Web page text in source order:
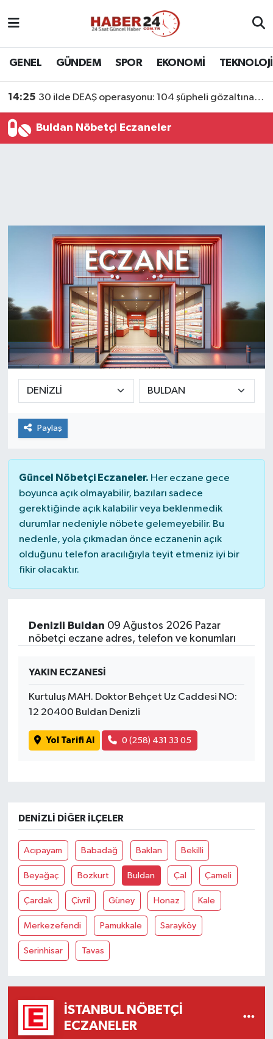
GENEL GÜNDEM SPOR EKONOMİ TEKNOLOJİ
14:25 30 ilde DEAŞ operasyonu: 104 şüpheli gözaltına alındı
Buldan Nöbetçi Eczaneler
Paylaş
Güncel Nöbetçi Eczaneler. Her eczane gece
boyunca açık olmayabilir, bazıları sadece
gerektiğinde açık kalabilir veya beklenmedik
durumlar nedeniyle nöbete gelemeyebilir. Bu
nedenle, yola çıkmadan önce eczanenin açık
olduğunu telefon aracılığıyla teyit etmeniz iyi bir
fikir olacaktır.
Denizli Buldan 09 Ağustos 2026 Pazar
nöbetçi eczane adres, telefon ve konumları
YAKIN ECZANESİ
Kurtuluş MAH. Doktor Behçet Uz Caddesi NO:
12 20400 Buldan Denizli
Yol Tarifi Al 0 (258) 431 33 05
DENIZLI DIĞER İLÇELER
Acıpayam Babadağ Baklan Bekilli
Beyağaç Bozkurt Buldan Çal Çameli
Çardak Çivril Güney Honaz Kale
Merkezefendi Pamukkale Sarayköy
Serinhisar Tavas
İSTANBUL NÖBETÇI
ECZANELER
Nöbetçi Eczaneler
Son Dakika Haberleri
Haber Arşivi